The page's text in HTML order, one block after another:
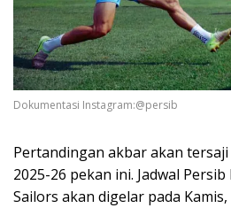
Dokumentasi Instagram:@persib
Pertandingan akbar akan tersaji
2025-26 pekan ini. Jadwal
Sailors akan digelar pada